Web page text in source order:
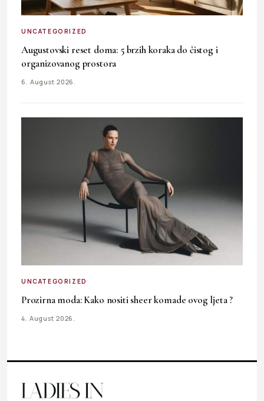
UNCATEGORIZED
Augustovski reset doma: 5 brzih koraka do čistog i
organizovanog prostora
6. August 2026.
UNCATEGORIZED
Prozirna moda: Kako nositi sheer komade ovog ljeta ?
4. August 2026.